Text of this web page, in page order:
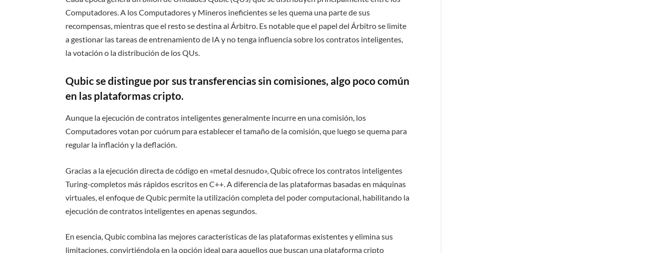
Computadores. A los Computadores y Mineros ineficientes se les quema una parte de sus
recompensas, mientras que el resto se destina al Árbitro. Es notable que el papel del Árbitro se limite
a gestionar las tareas de entrenamiento de IA y no tenga influencia sobre los contratos inteligentes,
la votación o la distribución de los QUs.
Qubic se distingue por sus transferencias sin comisiones, algo poco común
en las plataformas cripto.
Aunque la ejecución de contratos inteligentes generalmente incurre en una comisión, los
Computadores votan por cuórum para establecer el tamaño de la comisión, que luego se quema para
regular la inflación y la deflación.
Gracias a la ejecución directa de código en «metal desnudo», Qubic ofrece los contratos inteligentes
Turing-completos más rápidos escritos en C++. A diferencia de las plataformas basadas en máquinas
virtuales, el enfoque de Qubic permite la utilización completa del poder computacional, habilitando la
ejecución de contratos inteligentes en apenas segundos.
En esencia, Qubic combina las mejores características de las plataformas existentes y elimina sus
limitaciones, convirtiéndola en la opción ideal para aquellos que buscan una plataforma cripto